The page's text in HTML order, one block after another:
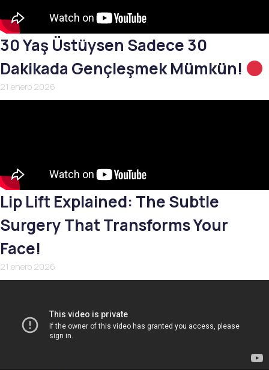
30 Yaş Üstüysen Sadece 30
Dakikada Gençleşmek Mümkün!
21 enero 2026
Lip Lift Explained: The Subtle
Surgery That Transforms Your
Face!
21 enero 2026